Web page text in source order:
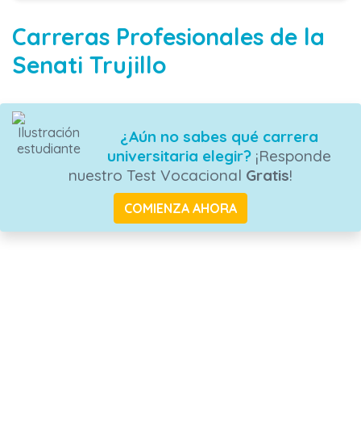
Carreras Profesionales de la
Senati Trujillo
¿Aún no sabes qué carrera
universitaria elegir?¡Responde
nuestro Test Vocacional Gratis!
COMIENZA AHORA